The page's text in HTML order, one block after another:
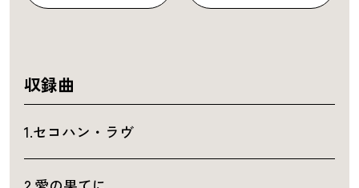
収録曲
1.セコハン・ラヴ